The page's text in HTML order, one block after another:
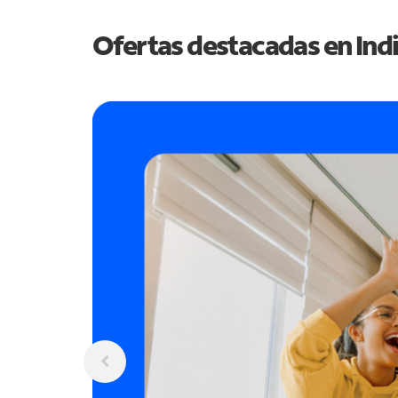
Ofertas destacadas en